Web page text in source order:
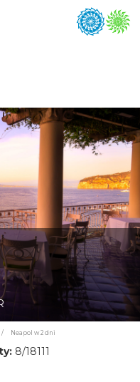
/ Neapol w 2 dni
8/18111